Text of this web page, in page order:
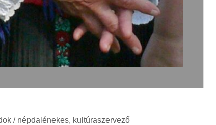
/ népdalénekes, kultúraszervező